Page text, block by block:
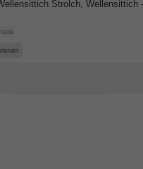
Strolch, Wellensittich
PRIVAT